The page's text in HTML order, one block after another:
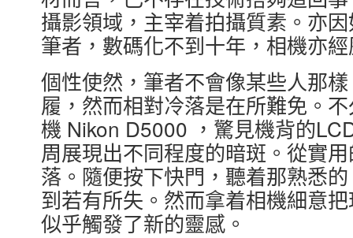
攝影領域，主宰着拍攝質素。亦
筆者，數碼化不到十年，相機亦
個性使然，筆者不會像某些人那
履，然而相對冷落是在所難免。
機 Nikon D5000 ，驚見機背的
周展現出不同程度的暗斑。從實
落。隨便按下快門，聽着那熟悉
到若有所失。然而拿着相機細意
似乎觸發了新的靈感。